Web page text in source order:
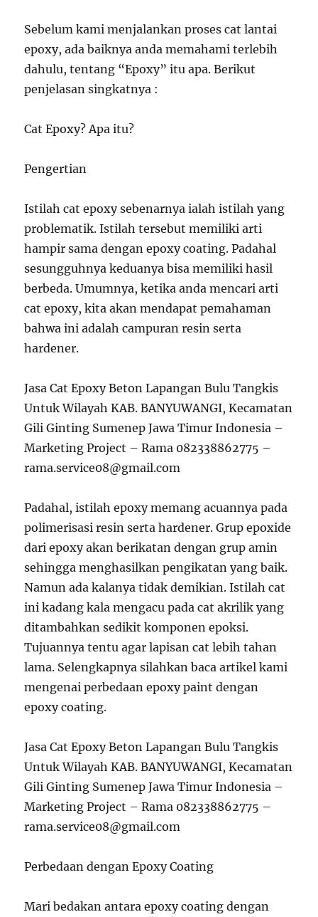
Sebelum kami menjalankan proses cat lantai
epoxy, ada baiknya anda memahami terlebih
dahulu, tentang “Epoxy” itu apa. Berikut
penjelasan singkatnya :
Cat Epoxy? Apa itu?
Pengertian
Istilah cat epoxy sebenarnya ialah istilah yang
problematik. Istilah tersebut memiliki arti
hampir sama dengan epoxy coating. Padahal
sesungguhnya keduanya bisa memiliki hasil
berbeda. Umumnya, ketika anda mencari arti
cat epoxy, kita akan mendapat pemahaman
bahwa ini adalah campuran resin serta
hardener.
Jasa Cat Epoxy Beton Lapangan Bulu Tangkis
Untuk Wilayah KAB. BANYUWANGI, Kecamatan
Gili Ginting Sumenep Jawa Timur Indonesia –
Marketing Project – Rama 082338862775 –
rama.service08@gmail.com
Padahal, istilah epoxy memang acuannya pada
polimerisasi resin serta hardener. Grup epoxide
dari epoxy akan berikatan dengan grup amin
sehingga menghasilkan pengikatan yang baik.
Namun ada kalanya tidak demikian. Istilah cat
ini kadang kala mengacu pada cat akrilik yang
ditambahkan sedikit komponen epoksi.
Tujuannya tentu agar lapisan cat lebih tahan
lama. Selengkapnya silahkan baca artikel kami
mengenai perbedaan epoxy paint dengan
epoxy coating.
Jasa Cat Epoxy Beton Lapangan Bulu Tangkis
Untuk Wilayah KAB. BANYUWANGI, Kecamatan
Gili Ginting Sumenep Jawa Timur Indonesia –
Marketing Project – Rama 082338862775 –
rama.service08@gmail.com
Perbedaan dengan Epoxy Coating
Mari bedakan antara epoxy coating dengan